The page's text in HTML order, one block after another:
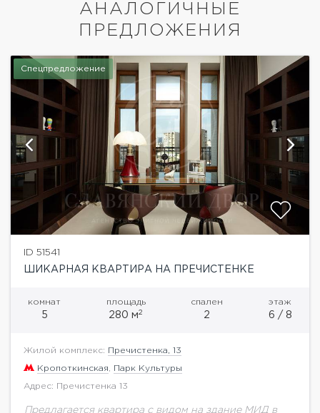
АНАЛОГИЧНЫЕ
ПРЕДЛОЖЕНИЯ
Спецпредложение
ID 51541
ШИКАРНАЯ КВАРТИРА НА ПРЕЧИСТЕНКЕ
комнат
5
площадь
280 м2
спален
2
этаж
6 / 8
Жилой комплекс: Пречистенка, 13
Кропоткинская Парк Культуры
Адрес: Пречистенка 13
Предлагается квартира с видом на здание МИД в